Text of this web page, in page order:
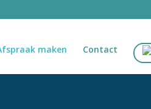
maken Contact